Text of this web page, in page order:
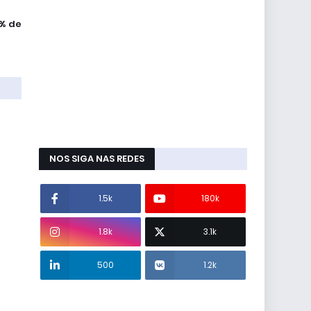
de
NOS SIGA NAS REDES
1.5k 180k
1.8k 3.1k
500 1.2k